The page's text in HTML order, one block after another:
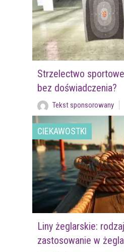
Strzelectwo
bez doświadczenia?
Tekst sponsorowany
CIEKAWOSTKI
Liny żeglarskie:
zastosowanie w